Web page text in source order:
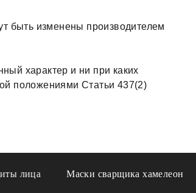
быть изменены производителем
характер и ни при каких
положениями Статьи 437(2)
лица Маски сварщика хамелеон